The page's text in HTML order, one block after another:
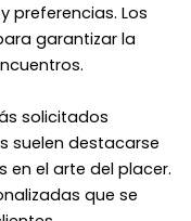
preferencias. Los
garantizar la
solicitados
suelen destacarse
en el arte del placer.
que se